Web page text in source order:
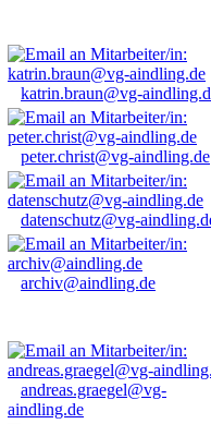
katrin.braun@vg-
peter.christ@vg-aindling.de
datenschutz@vg-
archiv@aindling.de
andreas.graegel@vg-
aindling.de